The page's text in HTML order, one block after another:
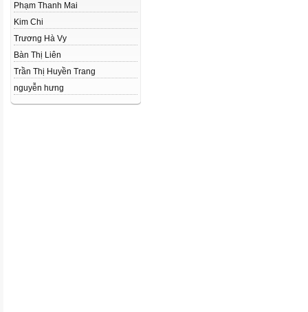
Phạm Thanh Mai
Kim Chi
Trương Hà Vy
Bàn Thị Liên
Trần Thị Huyền Trang
nguyễn hưng